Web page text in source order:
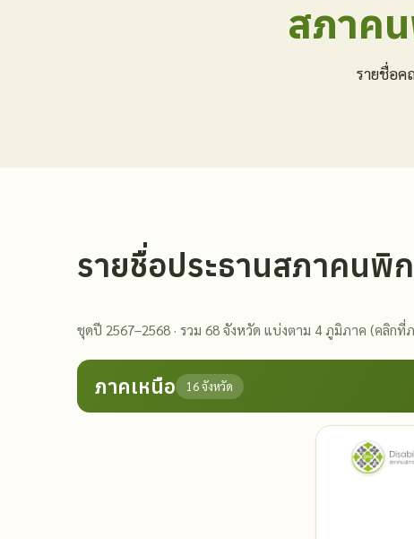
สภาค
รายชื่อค
รายชื่อประธานสภาคนพิ
ชุดปี 2567–2568 · รวม 68 จังหวัด แบ่งตาม 4 ภูมิภาค (คลิก
ภาคเหนือ 16 จังหวัด